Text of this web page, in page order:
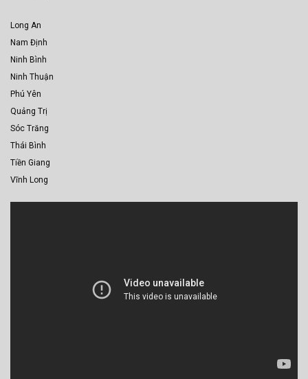
Long An
Nam Định
Ninh Bình
Ninh Thuận
Phú Yên
Quảng Trị
Sóc Trăng
Thái Bình
Tiền Giang
Vĩnh Long